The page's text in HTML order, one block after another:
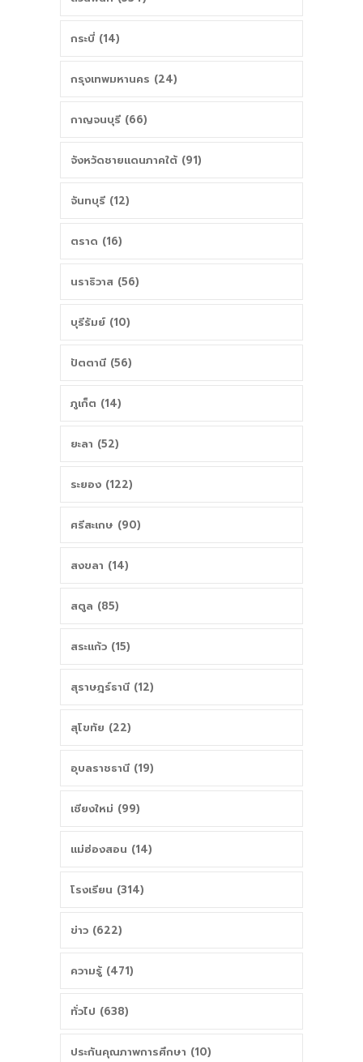
กระบี่ (14)
กรุงเทพมหานคร (24)
กาญจนบุรี (66)
จังหวัดชายแดนภาคใต้ (91)
จันทบุรี (12)
ตราด (16)
นราธิวาส (56)
บุรีรัมย์ (10)
ปัตตานี (56)
ภูเก็ต (14)
ยะลา (52)
ระยอง (122)
ศรีสะเกษ (90)
สงขลา (14)
สตูล (85)
สระแก้ว (15)
สุราษฎร์ธานี (12)
สุโขทัย (22)
อุบลราชธานี (19)
เชียงใหม่ (99)
แม่ฮ่องสอน (14)
โรงเรียน (314)
ข่าว (622)
ความรู้ (471)
ทั่วไป (638)
ประกันคุณภาพการศึกษา (10)